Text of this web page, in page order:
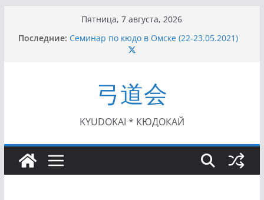
содержимому
Пятница, 7 августа, 2026
Последние: Семинар по кюдо в Омске (22-23.05.2021)
Чемпионат Росcии, Дёмино (2-5.09.2021)
II Кубок Посла Японии в России по Кюдо,
Орёл (25.07.2021)
I этап Кубка Московской области по Кюдо /
Сейдокан II (27.06.2021)
弓道会
KYUDOKAI * КЮДОКАЙ